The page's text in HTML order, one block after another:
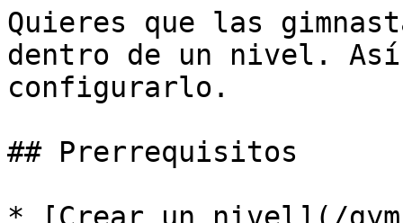
Quieres que las
dentro de un nivel. Así
configurarlo.
## Prerrequisitos